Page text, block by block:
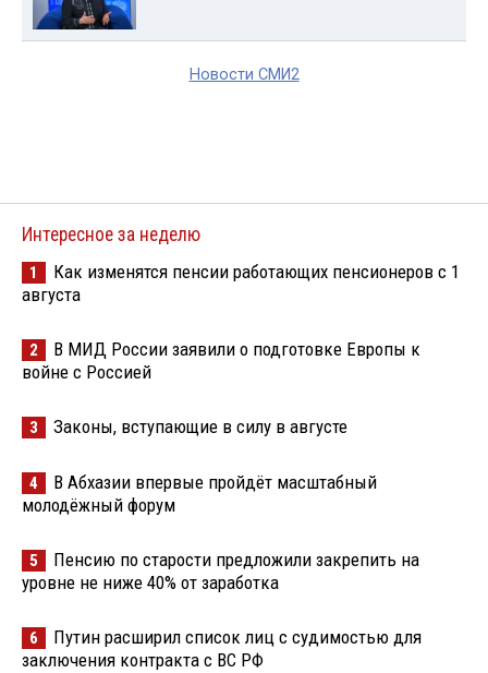
Новости СМИ2
Интересное за неделю
1
Как изменятся пенсии работающих пенсионеров с 1
августа
2
В МИД России заявили о подготовке Европы к
войне с Россией
3 Законы, вступающие в силу в августе
4
В Абхазии впервые пройдёт масштабный
молодёжный форум
5
Пенсию по старости предложили закрепить на
уровне не ниже 40% от заработка
6
Путин расширил список лиц с судимостью для
заключения контракта с ВС РФ